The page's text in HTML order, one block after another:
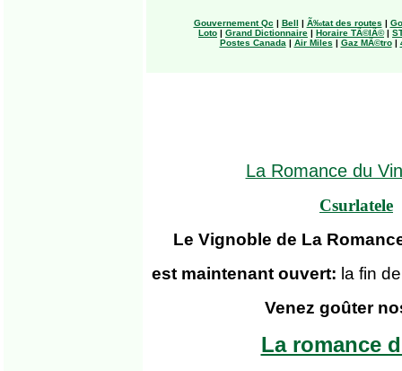
Gouvernement Qc | Bell | Ã‰tat des routes |
Loto | Grand Dictionnaire | Horaire TÃ©lÃ©|
Postes Canada | Air Miles | Gaz MÃ©tro|
La Romance du Vin
Csurlatele
Le Vignoble de La
est maintenant ouvert: la fin
Venez goûter
La romance